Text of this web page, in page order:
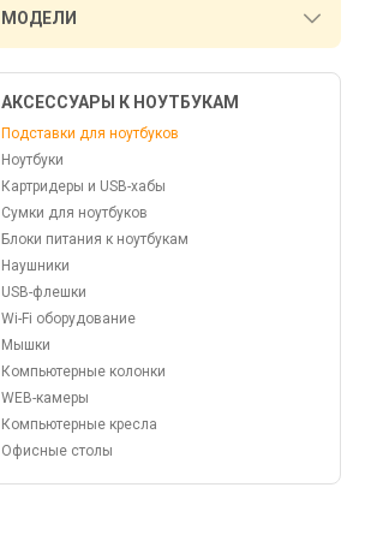
МОДЕЛИ
АКСЕССУАРЫ К НОУТБУКАМ
Подставки для ноутбуков
Ноутбуки
Картридеры и USB-хабы
Сумки для ноутбуков
Блоки питания к ноутбукам
Наушники
USB-флешки
Wi-Fi оборудование
Мышки
Компьютерные колонки
WEB-камеры
Компьютерные кресла
Офисные столы